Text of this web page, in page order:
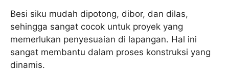
Besi siku mudah dipotong, dibor, dan dilas,
sehingga sangat cocok untuk proyek yang
memerlukan penyesuaian di lapangan. Hal ini
sangat membantu dalam proses konstruksi yang
dinamis.